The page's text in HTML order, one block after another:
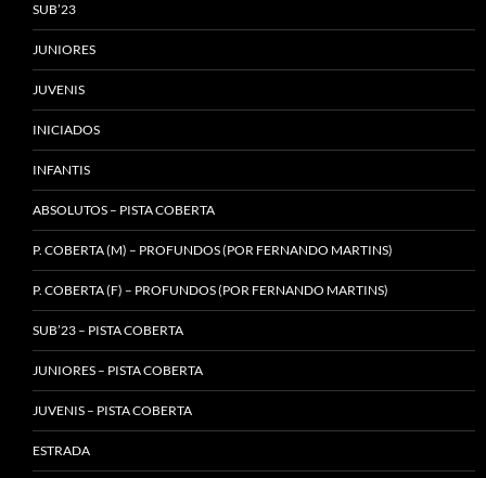
SUB’23
JUNIORES
JUVENIS
INICIADOS
INFANTIS
ABSOLUTOS – PISTA COBERTA
P. COBERTA (M) – PROFUNDOS (POR FERNANDO MARTINS)
P. COBERTA (F) – PROFUNDOS (POR FERNANDO MARTINS)
SUB’23 – PISTA COBERTA
JUNIORES – PISTA COBERTA
JUVENIS – PISTA COBERTA
ESTRADA